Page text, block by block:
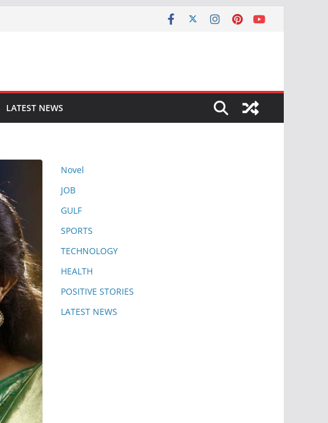
LATEST NEWS
Novel
JOB
GULF
SPORTS
TECHNOLOGY
HEALTH
POSITIVE STORIES
LATEST NEWS